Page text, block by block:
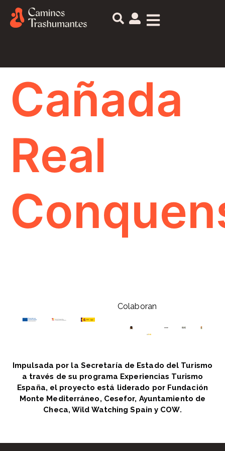
Cañada
Real
Colaboran
Impulsada por la Secretaría de Estado del Turismo
a través de su programa Experiencias Turismo
España, el proyecto está liderado por Fundación
Monte Mediterráneo, Cesefor, Ayuntamiento de
Checa, Wild Watching Spain y COW.